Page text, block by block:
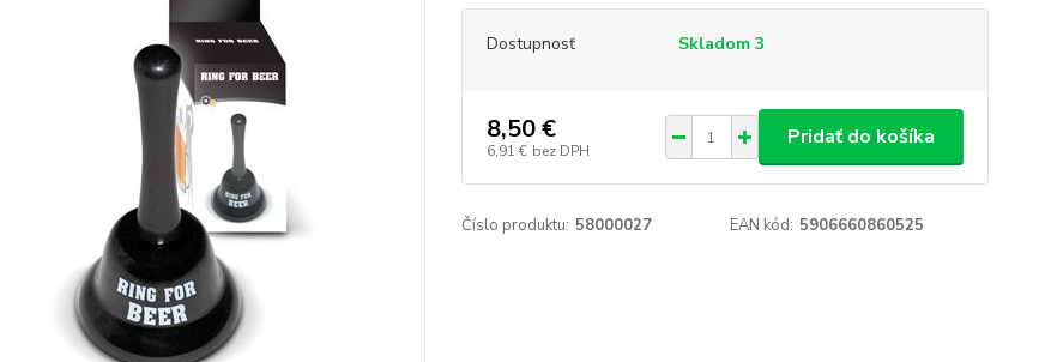
Dostupnosť Skladom 3
8,50 €
6,91 € bez DPH
Pridať do košíka
Číslo produktu: 58000027 EAN kód: 5906660860525